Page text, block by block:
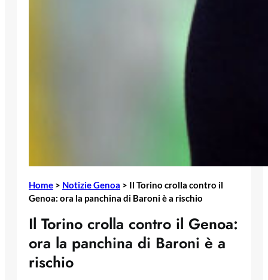
Home > Notizie Genoa > Il Torino crolla contro il
Genoa: ora la panchina di Baroni è a rischio
Il Torino crolla contro il Genoa:
ora la panchina di Baroni è a
rischio